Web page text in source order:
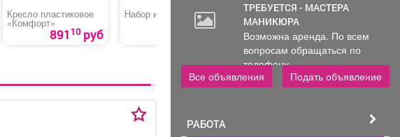
Кресло пластиковое
«Комфорт»
891 10руб
Набор из шаров №3 Гирос веган стандарт
в пите
270 руб.
ТРЕБУЕТСЯ - МАСТЕРА
МАНИКЮРА
Возможна аренда. По всем
вопросам обращаться по
телефону..
Все объявления
Подать объявление
РАБОТА